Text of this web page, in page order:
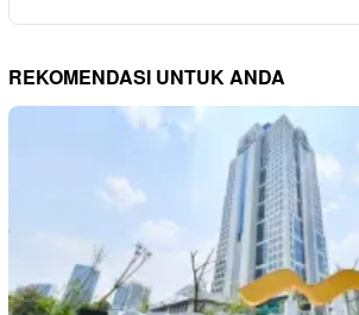
REKOMENDASI UNTUK ANDA